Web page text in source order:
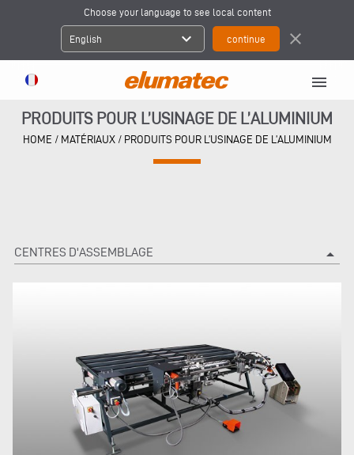
Choose your language to see local content
English expand_more close
menu
PRODUITS POUR L’USINAGE DE L’ALUMINIUM
HOME / MATÉRIAUX/ PRODUITS POUR L’USINAGE DE L’ALUMINIUM
CENTRES D'ASSEMBLAGE arrow_drop_up